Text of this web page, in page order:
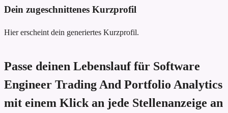
Dein zugeschnittenes Kurzprofil
Hier erscheint dein generiertes Kurzprofil.
Passe deinen Lebenslauf für Software
Engineer Trading And Portfolio Analytics
mit einem Klick an jede Stellenanzeige an